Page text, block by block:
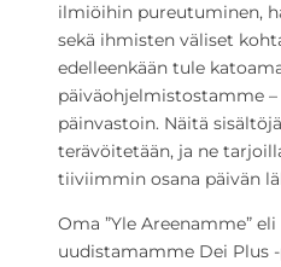
ilmiöihin pureutuminen,
sekä ihmisten väliset
edelleenkään tule
päiväohjelmistostamme
päinvastoin. Näitä
terävöitetään, ja ne
tiiviimmin osana päivän
Oma ”Yle Areenamme” eli
uudistamamme Dei Plus